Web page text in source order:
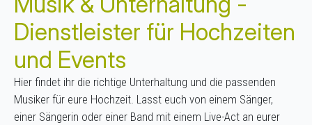
Dienstleister für Hochzeiten
und Events
Hier findet ihr die richtige Unterhaltung und die passenden
Musiker für eure Hochzeit. Lasst euch von einem Sänger,
einer Sängerin oder einer Band mit einem Live-Act an eurer